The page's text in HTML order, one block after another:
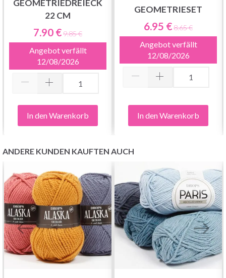
GEOMETRIEDREIECK
22 CM
7.90 €9.85 €
Angebot verfällt
12/08/2026
In den Warenkorb
GEOMETRIESET
6.95 €8.65 €
Angebot verfällt
12/08/2026
In den Warenkorb
ANDERE KUNDEN KAUFTEN AUCH